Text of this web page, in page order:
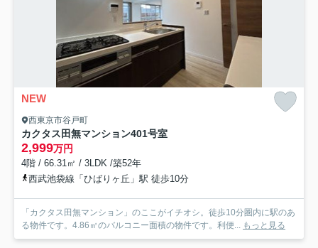
NEW
西東京市谷戸町
カクタス田無マンション401号室
2,999万円
4階 / 66.31㎡ / 3LDK /築52年
西武池袋線「ひばりヶ丘」駅 徒歩10分
「カクタス田無マンション」のここがイチオシ。徒歩10分圏内に駅のあ
る物件です。4.86㎡のバルコニー面積の物件です。利便... もっと見る